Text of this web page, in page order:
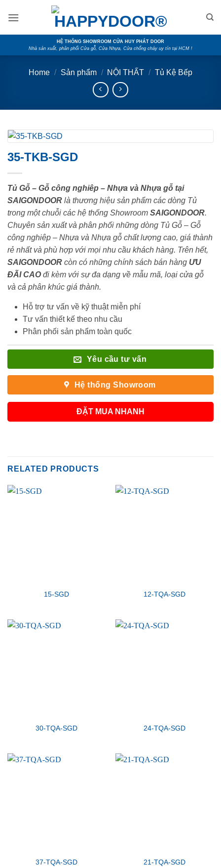
HỆ THỐNG SHOWROOM CỬA HUY PHÁT DOOR
Nhà sản xuất, phân phối Cửa gỗ, Cửa Nhựa, Cửa chống cháy uy tín tại HCM !
Home / Sản phẩm / NỘI THẤT / Tủ Kệ Bếp
35-TKB-SGD
Tủ Gỗ – Gỗ công nghiêp – Nhựa và Nhựa gỗ tại
SAIGONDOOR là thương hiệu sản phẩm các dòng Tủ
trong một chuỗi các hệ thống Showroom SAIGONDOOR.
Chuyên sản xuất và phân phối những dòng Tủ Gỗ – Gỗ
công nghiêp – Nhựa và Nhựa gỗ chất lượng cao, giá thành
rẻ nhất và phù hợp với mọi nhu cầu khách hàng. Trên hết,
SAIGONDOOR còn có những chính sách bán hàng ƯU
ĐÃI CAOđi kèm với sự đa dạng về mẫu mã, loại cửa gỗ
và cả phân khúc giá thành.
Hỗ trợ tư vấn về kỹ thuật miễn phí
Tư vấn thiết kế theo nhu cầu
Phân phối sản phẩm toàn quốc
Yêu cầu tư vấn
Hệ thống Showroom
ĐẶT MUA NHANH
RELATED PRODUCTS
15-SGD 12-TQA-SGD
30-TQA-SGD 24-TQA-SGD
37-TQA-SGD 21-TQA-SGD